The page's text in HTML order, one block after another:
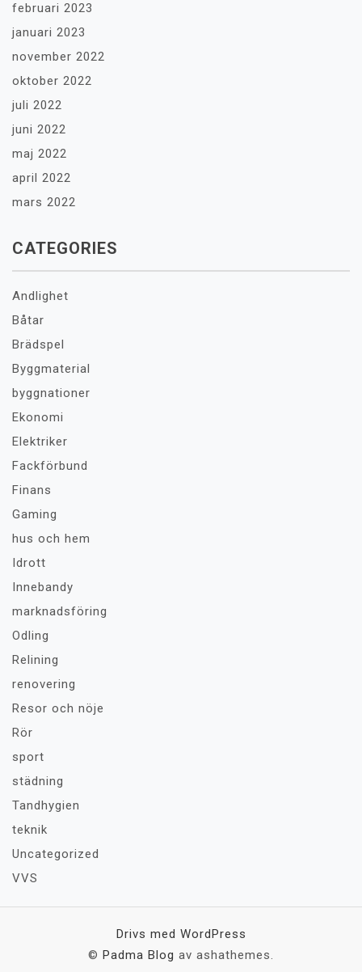
februari 2023
januari 2023
november 2022
oktober 2022
juli 2022
juni 2022
maj 2022
april 2022
mars 2022
CATEGORIES
Andlighet
Båtar
Brädspel
Byggmaterial
byggnationer
Ekonomi
Elektriker
Fackförbund
Finans
Gaming
hus och hem
Idrott
Innebandy
marknadsföring
Odling
Relining
renovering
Resor och nöje
Rör
sport
städning
Tandhygien
teknik
Uncategorized
VVS
Drivs med WordPress
© Padma Blog av ashathemes.